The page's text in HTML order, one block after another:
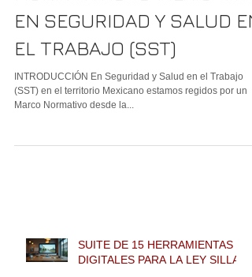
NORMATIVIDAD MEXICANA
EN SEGURIDAD Y SALUD EN
EL TRABAJO (SST)
Marco Normativo desde la...